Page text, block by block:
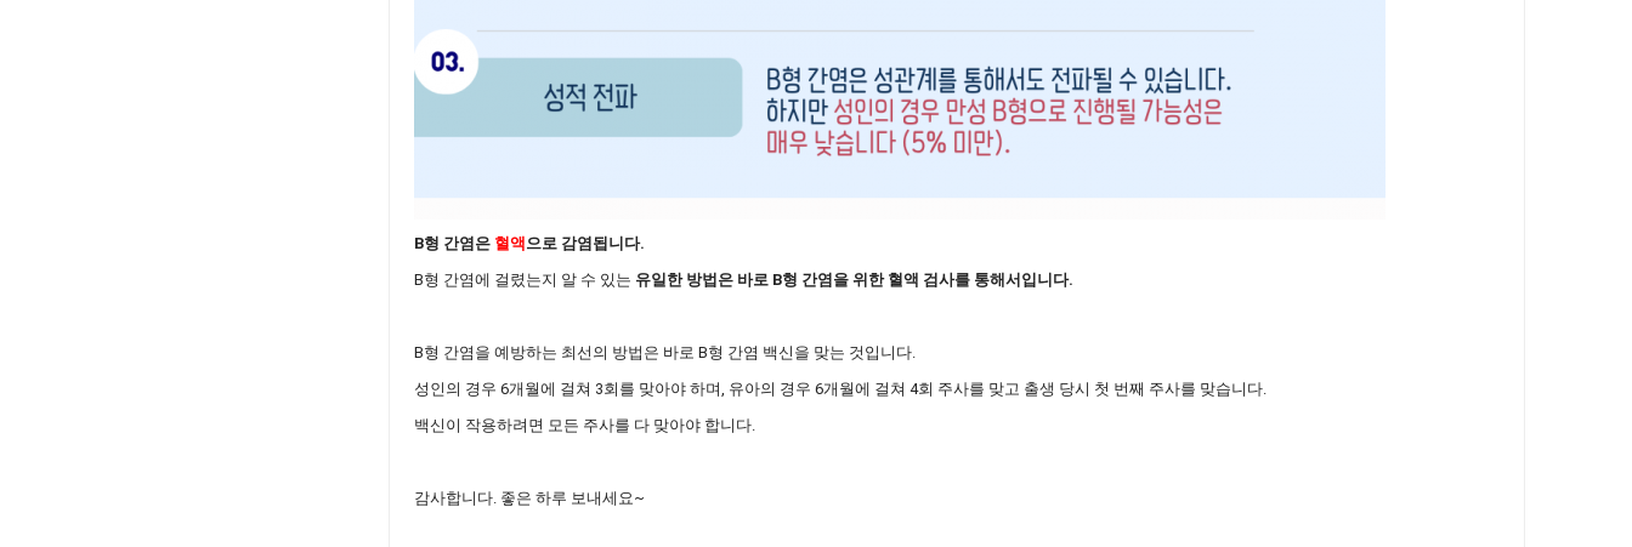
B형 간염은 혈액 으로 감염됩니다.
B형 간염에 걸렸는지 알 수 있는 유일한 방법은 바로 B형 간염을 위한 혈액 검사를 통해서입니다.
B형 간염을 예방하는 최선의 방법은 바로 B형 간염 백신을 맞는 것입니다.
성인의 경우 6개월에 걸쳐 3회를 맞아야 하며, 유아의 경우 6개월에 걸쳐 4회 주사를 맞고 출생 당시 첫 번째 주사를 맞습니다.
백신이 작용하려면 모든 주사를 다 맞아야 합니다.
감사합니다. 좋은 하루 보내세요~